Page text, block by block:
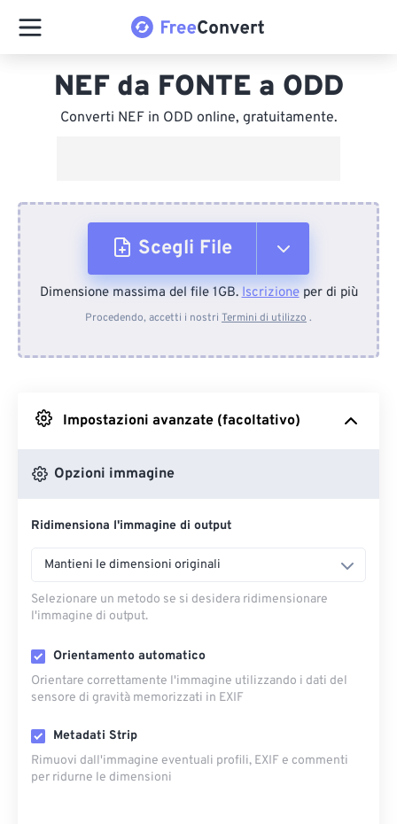
NEF da FONTE a ODD
Converti NEF in ODD online, gratuitamente.
Scegli File
Dal dispositivo
Da Google Drive
Dimensione massima del file 1GB.Iscrizioneper di più
Procedendo, accetti i nostri Termini di utilizzo .
Impostazioni avanzate (facoltativo)
Opzioni immagine
Ridimensiona l'immagine di output
Mantieni le dimensioni originali
Selezionare un metodo se si desidera ridimensionare
l'immagine di output.
Orientamento automatico
Orientare correttamente l'immagine utilizzando i dati del
sensore di gravità memorizzati in EXIF
Metadati Strip
Rimuovi dall'immagine eventuali profili, EXIF ​​e commenti
per ridurne le dimensioni